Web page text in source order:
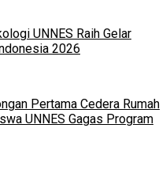
UNNES Raih Gelar
2026
Pertama Cedera Rumah
UNNES Gagas Program